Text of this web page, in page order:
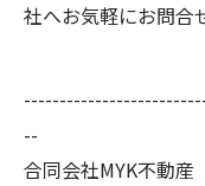
社へお気軽にお問合
--
合同会社MYK不動産